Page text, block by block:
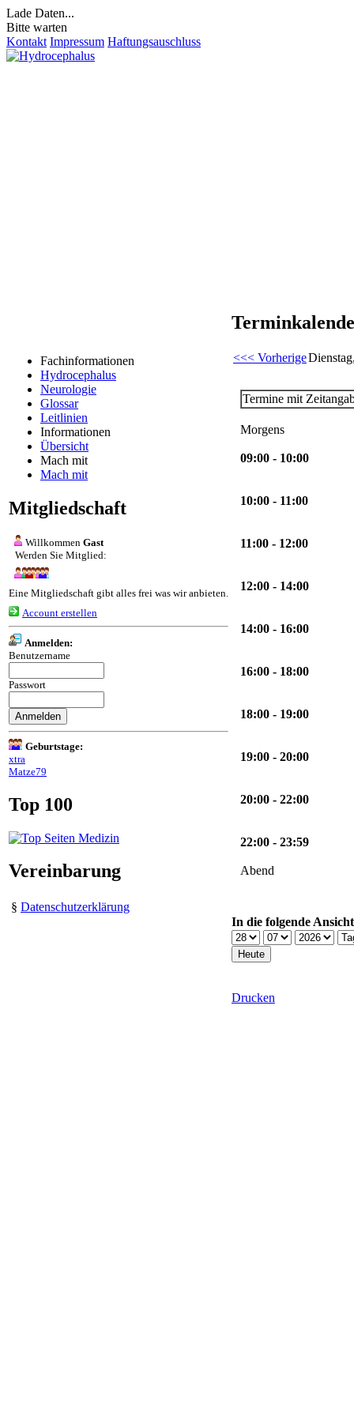
Lade Daten...
Bitte warten
Kontakt Impressum Haftungsauschluss
Fachinformationen
Hydrocephalus
Neurologie
Glossar
Leitlinien
Informationen
Übersicht
Mach mit
Mach mit
Mitgliedschaft
Willkommen Gast
Werden Sie Mitglied:
Eine Mitgliedschaft gibt alles frei was wir anbieten.
Account erstellen
Anmelden:
Benutzername
Passwort
Geburtstage:
xtra
Matze79
Top 100
Vereinbarung
§ Datenschutzerklärung
<<< Vorherige
Termine mit
Morgens
09:00 - 10:00
10:00 - 11:00
11:00 - 12:00
12:00 - 14:00
14:00 - 16:00
16:00 - 18:00
18:00 - 19:00
19:00 - 20:00
20:00 - 22:00
22:00 - 23:59
Abend
In die folgende
Drucken